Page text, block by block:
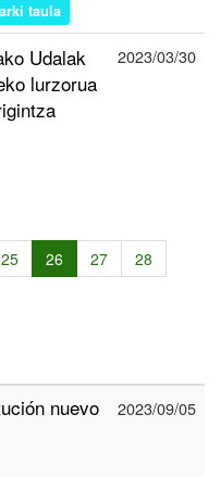
taula
Udalak
lurzorua
2023/03/30
25 26 27
28
nuevo
2023/09/05